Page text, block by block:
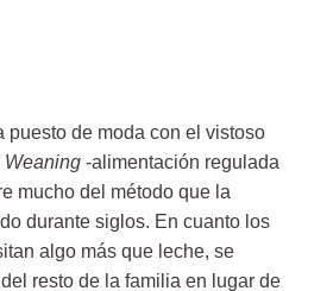
puesto de moda con el vistoso
Weaning -alimentación regulada
mucho del método que la
durante siglos. En cuanto los
algo más que leche, se
resto de la familia en lugar de